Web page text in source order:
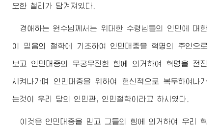
오한 철리가 담겨져있다.
경애하는 원수님 께서는 위대한 수령님들의 인민에 대한
이 믿음의 철학에 기초하여 인민대중을 혁명의 주인으로
보고 인민대중의 무궁무진한 힘에 의거하여 혁명을 전진
시켜나가며 인민대중을 위하여 헌신적으로 복무하여나가
는것이 우리 당의 인민관, 인민철학이라고 하시였다.
이것은 인민대중을 믿고 그들의 힘에 의거하여 우리 혁